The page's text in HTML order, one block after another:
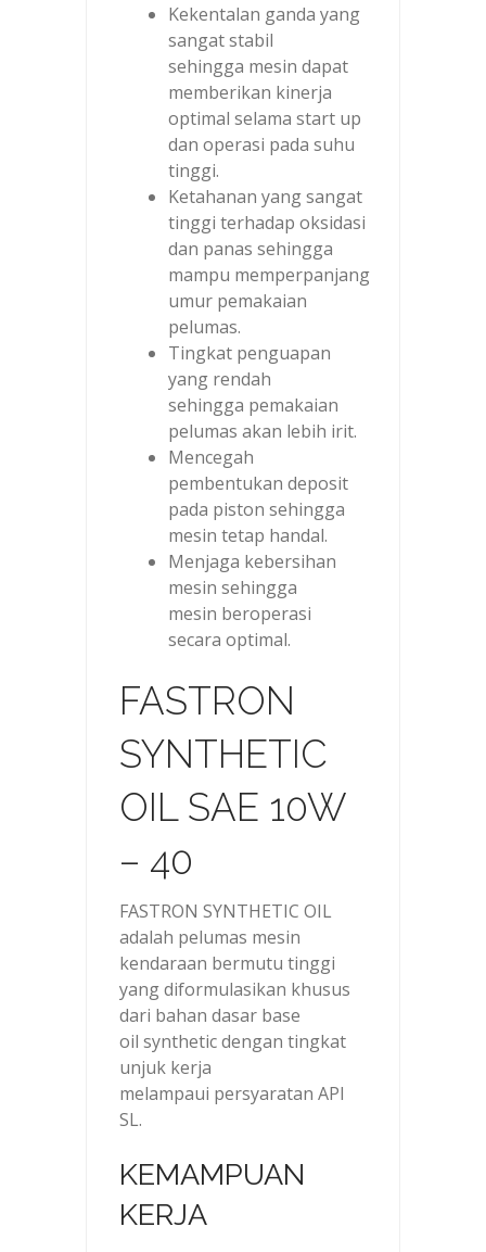
Kekentalan ganda yang
sangat stabil
sehingga mesin dapat
memberikan kinerja
optimal selama start up
dan operasi pada suhu
tinggi.
Ketahanan yang sangat
tinggi terhadap oksidasi
dan panas sehingga
mampu memperpanjang
umur pemakaian
pelumas.
Tingkat penguapan
yang rendah
sehingga pemakaian
pelumas akan lebih irit.
Mencegah
pembentukan deposit
pada piston sehingga
mesin tetap handal.
Menjaga kebersihan
mesin sehingga
mesin beroperasi
secara optimal.
FASTRON
SYNTHETIC
OIL SAE 10W
– 40
FASTRON SYNTHETIC OIL
adalah pelumas mesin
kendaraan bermutu tinggi
yang diformulasikan khusus
dari bahan dasar base
oil synthetic dengan tingkat
unjuk kerja
melampaui persyaratan API
SL.
KEMAMPUAN
KERJA